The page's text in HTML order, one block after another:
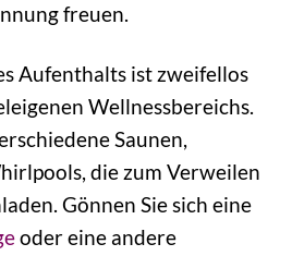
freuen.
Aufenthalts ist zweifellos
Wellnessbereichs.
Saunen,
die zum Verweilen
Gönnen Sie sich eine
oder eine andere